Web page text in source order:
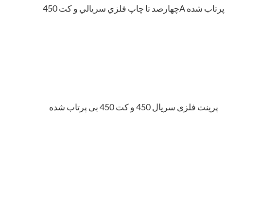
چهارصد تا چاپ فلزي سريالي و کت 450A پرتاب شده
پرینت فلزی سریال 450 و کت 450 بی پرتاب شده